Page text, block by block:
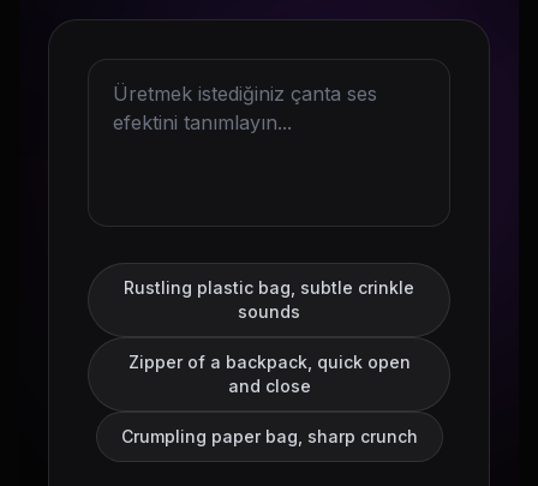
Rustling plastic bag, subtle crinkle
sounds
Zipper of a backpack, quick open
and close
Crumpling paper bag, sharp crunch